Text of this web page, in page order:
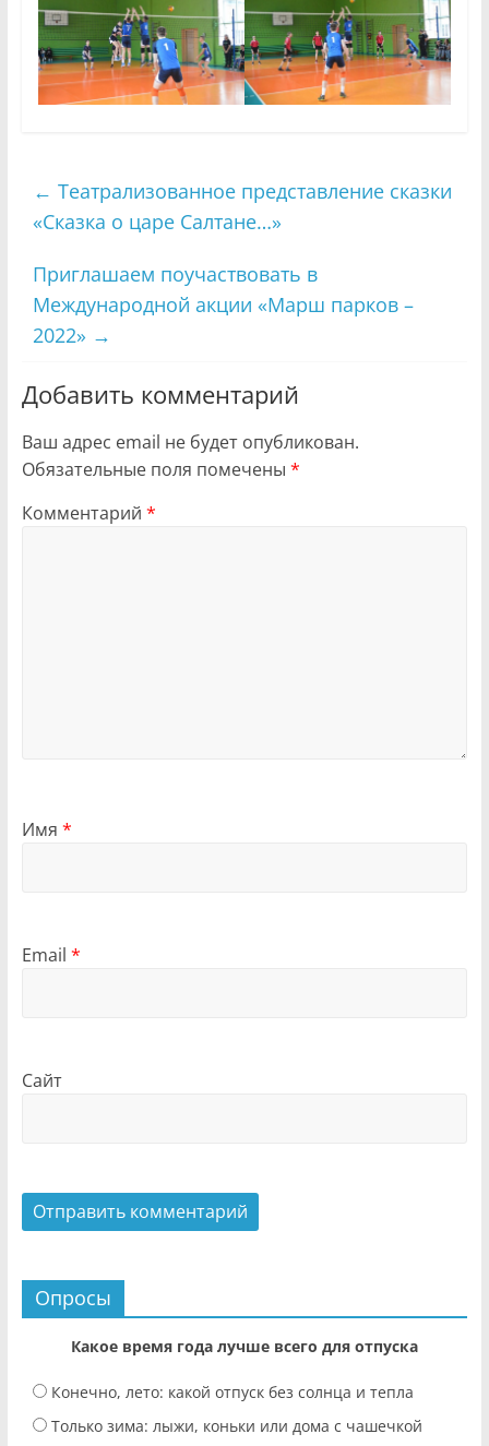
← Театрализованное представление сказки
«Сказка о царе Салтане…»
Приглашаем поучаствовать в
Международной акции «Марш парков –
2022» →
Добавить комментарий
Ваш адрес email не будет опубликован.
Обязательные поля помечены *
Комментарий *
Имя *
Email *
Сайт
Опросы
Какое время года лучше всего для отпуска
Конечно, лето: какой отпуск без солнца и тепла
Только зима: лыжи, коньки или дома с чашечкой